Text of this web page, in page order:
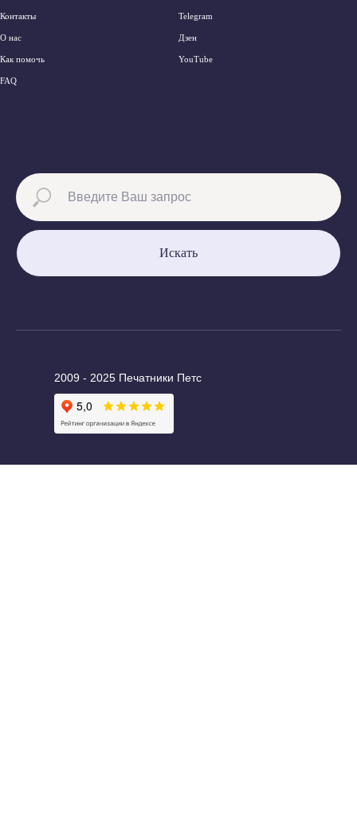
Контакты
О нас
Как помочь
FAQ
Telegram
Дзен
YouTube
Искать
2009 - 2025 Печатники Петс